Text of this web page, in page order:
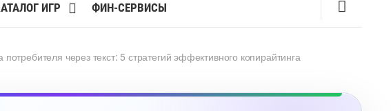
ИГР ФИН-СЕРВИСЫ
через текст: 5 стратегий эффективного копирайтинга